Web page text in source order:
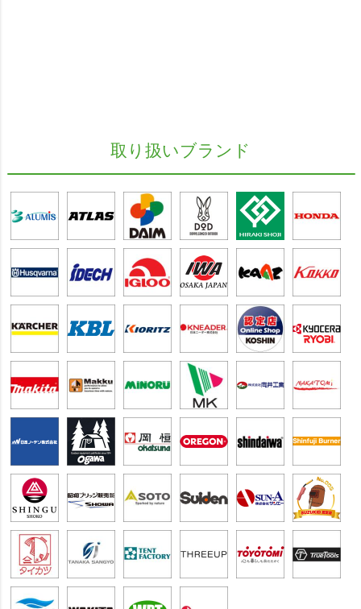
取り扱いブランド